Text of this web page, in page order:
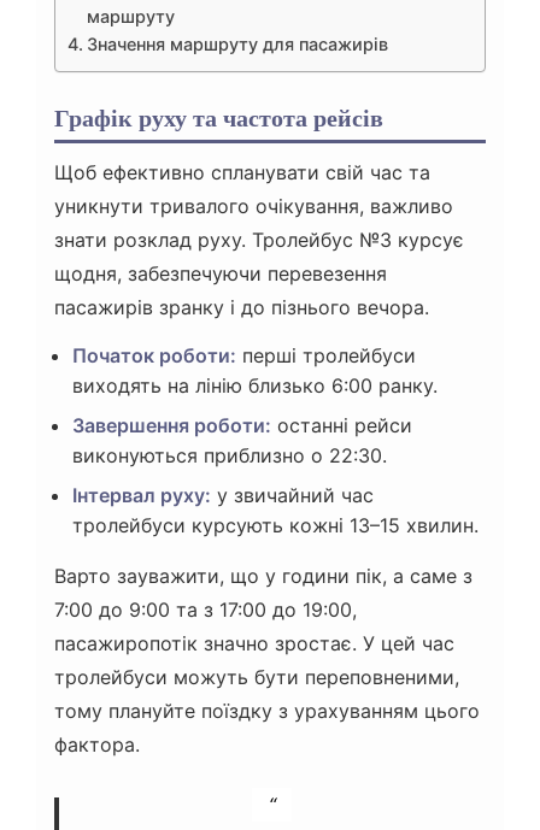
маршруту
Значення маршруту для пасажирів
Графік руху та частота рейсів
Щоб ефективно спланувати свій час та
уникнути тривалого очікування, важливо
знати розклад руху. Тролейбус №3 курсує
щодня, забезпечуючи перевезення
пасажирів зранку і до пізнього вечора.
Початок роботи: перші тролейбуси
виходять на лінію близько 6:00 ранку.
Завершення роботи: останні рейси
виконуються приблизно о 22:30.
Інтервал руху: у звичайний час
тролейбуси курсують кожні 13–15 хвилин.
Варто зауважити, що у години пік, а саме з
7:00 до 9:00 та з 17:00 до 19:00,
пасажиропотік значно зростає. У цей час
тролейбуси можуть бути переповненими,
тому плануйте поїздку з урахуванням цього
фактора.